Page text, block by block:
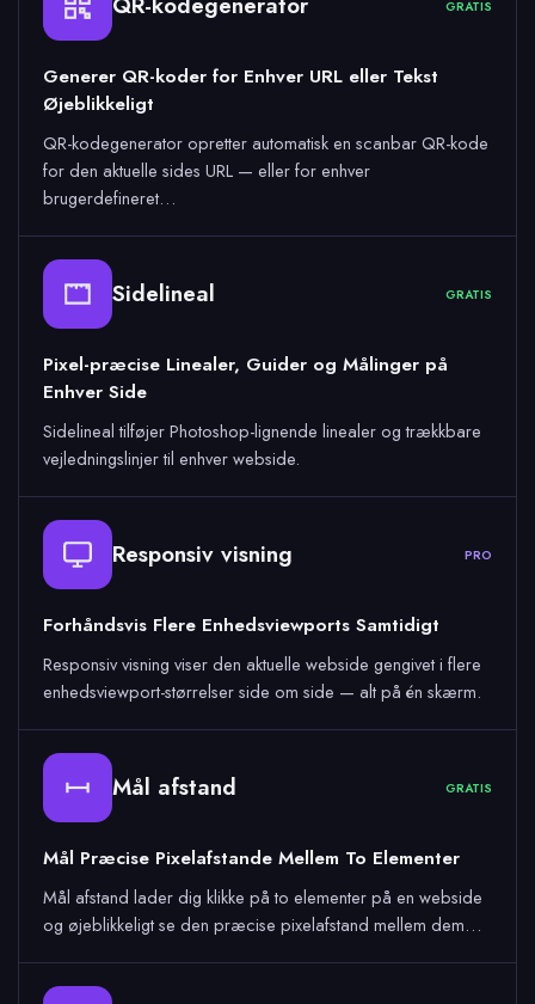
GRATIS
Generer QR-koder for Enhver URL eller Tekst
Øjeblikkeligt
QR-kodegenerator opretter automatisk en scanbar QR-kode
for den aktuelle sides URL — eller for enhver
brugerdefineret…
Sidelineal GRATIS
Pixel-præcise Linealer, Guider og Målinger på
Enhver Side
Sidelineal tilføjer Photoshop-lignende linealer og trækkbare
vejledningslinjer til enhver webside.
Responsiv visning PRO
Forhåndsvis Flere Enhedsviewports Samtidigt
Responsiv visning viser den aktuelle webside gengivet i flere
enhedsviewport-størrelser side om side — alt på én skærm.
Mål afstand GRATIS
Mål Præcise Pixelafstande Mellem To Elementer
Mål afstand lader dig klikke på to elementer på en webside
og øjeblikkeligt se den præcise pixelafstand mellem dem…